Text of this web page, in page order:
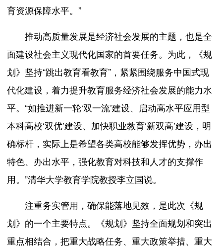
育资源保障水平。”
推动高质量发展是经济社会发展的主题，也是全
面建设社会主义现代化国家的首要任务。为此，《规
划》坚持“跳出教育看教育”，紧紧围绕服务中国式现
代化建设，着力提升教育服务经济社会发展的能力水
平。“如推进新一轮‘双一流’建设、启动高水平应用型
本科高校‘双优’建设、加快职业教育‘新双高’建设，明
确标杆，实际上是希望各类高校能够发挥优势，办出
特色、办出水平，强化教育对科技和人才的支撑作
用。”清华大学教育学院教授李立国说。
注重务实管用，确保能落地见效，是此次《规
划》的一个主要特点。《规划》坚持全面规划和突出
重点相结合，把重大战略任务、重大政策举措、重大